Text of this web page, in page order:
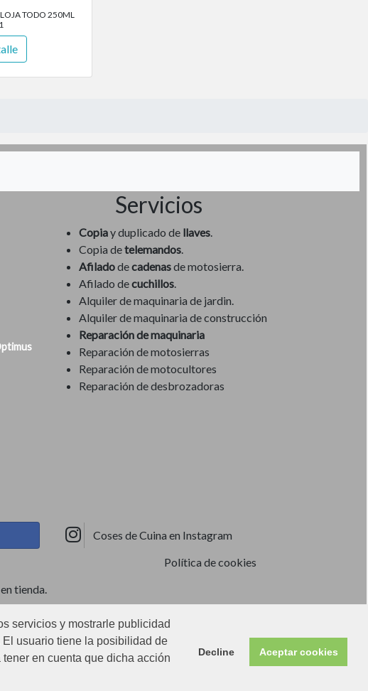
servicios y mostrarle publicidad
usuario tiene la posibilidad de
en cuenta que dicha acción
Decline Aceptar cookies
TODO 250ML
Servicios
Copiay duplicado de llaves.
Copia detelemandos.
Afiladodecadenasde motosierra.
Afilado decuchillos.
Alquiler de maquinaria de jardin.
Alquiler de maquinaria de construcción
Reparación de maquinaria
Reparación de motosierras
Reparación de motocultores
Reparación de desbrozadoras
Coses de Cuina en Instagram
Política de cookies
tienda.